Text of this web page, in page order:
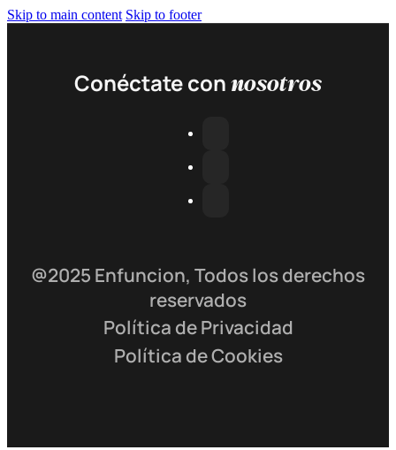
Skip to main content Skip to footer
Conéctate connosotros
@2025 Enfuncion, Todos los derechos
reservados
Política de Privacidad
Política de Cookies